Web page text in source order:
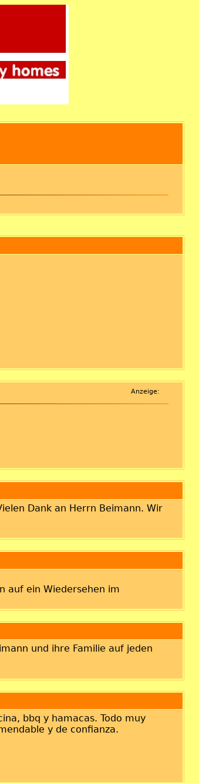
Anzeige:
Dank an Herrn Beimann. Wir
auf ein Wiedersehen im
und ihre Familie auf jeden
bbq y hamacas. Todo muy
y de confianza.